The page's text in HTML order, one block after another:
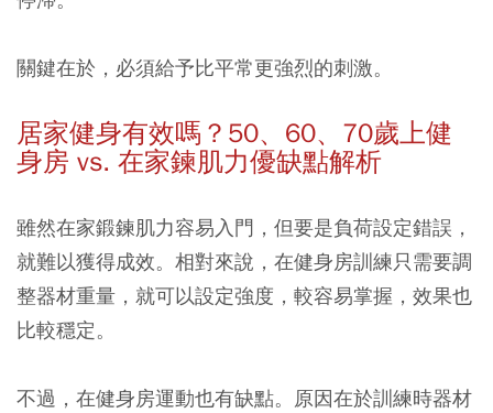
關鍵在於，必須給予比平常更強烈的刺激。
居家健身有效嗎？50、60、70歲上健
身房 vs. 在家鍊肌力優缺點解析
雖然在家鍛鍊肌力容易入門，但要是負荷設定錯誤，
就難以獲得成效。相對來說，在健身房訓練只需要調
整器材重量，就可以設定強度，較容易掌握，效果也
比較穩定。
不過，在健身房運動也有缺點。原因在於訓練時器材